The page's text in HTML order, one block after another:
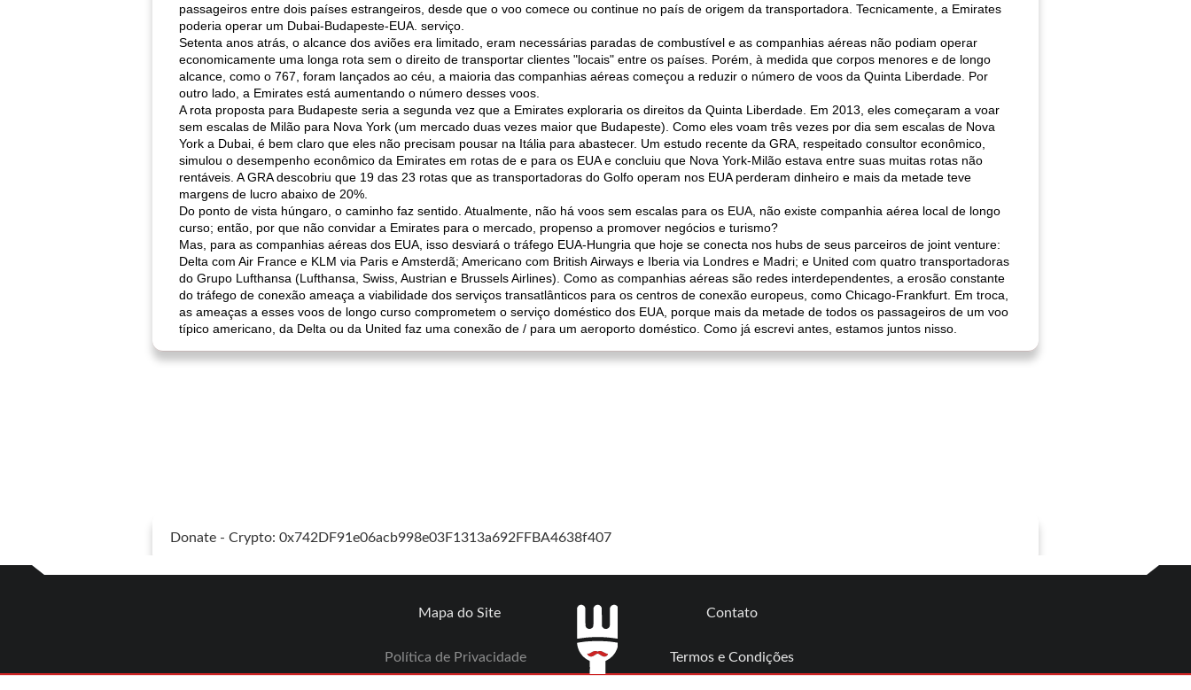
passageiros entre dois países estrangeiros, desde que o voo comece ou continue no país de origem da transportadora. Tecnicamente, a Emirates
poderia operar um Dubai-Budapeste-EUA. serviço.
Setenta anos atrás, o alcance dos aviões era limitado, eram necessárias paradas de combustível e as companhias aéreas não podiam operar
economicamente uma longa rota sem o direito de transportar clientes "locais" entre os países. Porém, à medida que corpos menores e de longo
alcance, como o 767, foram lançados ao céu, a maioria das companhias aéreas começou a reduzir o número de voos da Quinta Liberdade. Por
outro lado, a Emirates está aumentando o número desses voos.
A rota proposta para Budapeste seria a segunda vez que a Emirates exploraria os direitos da Quinta Liberdade. Em 2013, eles começaram a voar
sem escalas de Milão para Nova York (um mercado duas vezes maior que Budapeste). Como eles voam três vezes por dia sem escalas de Nova
York a Dubai, é bem claro que eles não precisam pousar na Itália para abastecer. Um estudo recente da GRA, respeitado consultor econômico,
simulou o desempenho econômico da Emirates em rotas de e para os EUA e concluiu que Nova York-Milão estava entre suas muitas rotas não
rentáveis. A GRA descobriu que 19 das 23 rotas que as transportadoras do Golfo operam nos EUA perderam dinheiro e mais da metade teve
margens de lucro abaixo de 20%.
Do ponto de vista húngaro, o caminho faz sentido. Atualmente, não há voos sem escalas para os EUA, não existe companhia aérea local de longo
curso; então, por que não convidar a Emirates para o mercado, propenso a promover negócios e turismo?
Mas, para as companhias aéreas dos EUA, isso desviará o tráfego EUA-Hungria que hoje se conecta nos hubs de seus parceiros de joint venture:
Delta com Air France e KLM via Paris e Amsterdã; Americano com British Airways e Iberia via Londres e Madri; e United com quatro transportadoras
do Grupo Lufthansa (Lufthansa, Swiss, Austrian e Brussels Airlines). Como as companhias aéreas são redes interdependentes, a erosão constante
do tráfego de conexão ameaça a viabilidade dos serviços transatlânticos para os centros de conexão europeus, como Chicago-Frankfurt. Em troca,
as ameaças a esses voos de longo curso comprometem o serviço doméstico dos EUA, porque mais da metade de todos os passageiros de um voo
típico americano, da Delta ou da United faz uma conexão de / para um aeroporto doméstico. Como já escrevi antes, estamos juntos nisso.
Donate - Crypto: 0x742DF91e06acb998e03F1313a692FFBA4638f407
Mapa do Site
Política de Privacidade
Contato
Termos e Condições